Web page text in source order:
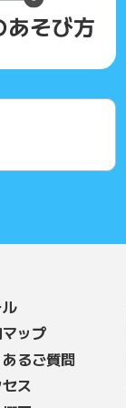
あそび方
ップ
るご質問
ス